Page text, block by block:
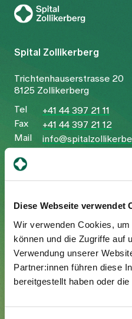
Diese Webseite verwendet
Wir verwenden Cookies,
können und die Zugriffe auf
Verwendung unserer
Partner:innen führen diese
bereitgestellt haben oder
Ihr Aufenthalt
Eintritt
Zusatzversicherte
Spital Zollikerberg
Trichtenhauserstrasse 20
8125 Zollikerberg
Tel
+41 44 397 21 11
Fax
+41 44 397 21 12
Mail